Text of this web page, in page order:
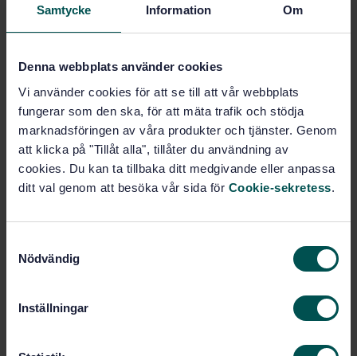
Samtycke Information Om
Denna webbplats använder cookies
Vi använder cookies för att se till att vår webbplats
fungerar som den ska, för att mäta trafik och stödja
marknadsföringen av våra produkter och tjänster. Genom
att klicka på "Tillåt alla", tillåter du användning av
cookies. Du kan ta tillbaka ditt medgivande eller anpassa
ditt val genom att besöka vår sida för Cookie-sekretess.
Nödvändig
Inställningar
Fler alternativ
Produktinformation
Engelska
Framtagen av:Svenska institutet för
standarder
Internationell titel:Rubber - Determination
of frictional properties - Technical
Corrigendum 1
Artikelnummer:STD-30872
Fastställd:
Korrigerar: